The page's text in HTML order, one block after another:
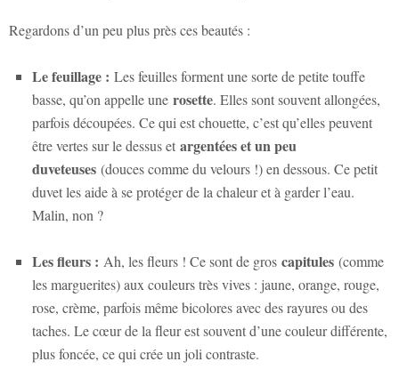
Regardons d’un peu plus près ces beautés :
Le feuillage : Les feuilles forment une sorte de petite touffe
basse, qu’on appelle une rosette. Elles sont souvent allongées,
parfois découpées. Ce qui est chouette, c’est qu’elles peuvent
être vertes sur le dessus et argentées et un peu
duveteuses (douces comme du velours !) en dessous. Ce petit
duvet les aide à se protéger de la chaleur et à garder l’eau.
Malin, non ?
Les fleurs : Ah, les fleurs ! Ce sont de gros capitules (comme
les marguerites) aux couleurs très vives : jaune, orange, rouge,
rose, crème, parfois même bicolores avec des rayures ou des
taches. Le cœur de la fleur est souvent d’une couleur différente,
plus foncée, ce qui crée un joli contraste.